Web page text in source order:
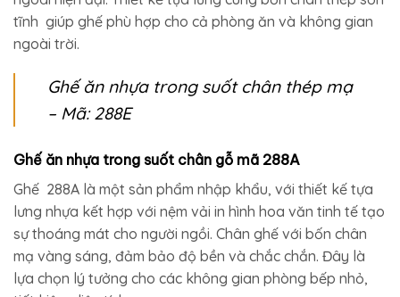
tĩnh giúp ghế phù hợp cho cả phòng ăn và không gian
ngoài trời.
Ghế ăn nhựa trong suốt chân thép mạ
– Mã: 288E
Ghế ăn nhựa trong suốt chân gỗ mã 288A
Ghế 288A là một sản phẩm nhập khẩu, với thiết kế tựa
lưng nhựa kết hợp với nệm vải in hình hoa văn tinh tế tạo
sự thoáng mát cho người ngồi. Chân ghế với bốn chân
mạ vàng sáng, đảm bảo độ bền và chắc chắn. Đây là
lựa chọn lý tưởng cho các không gian phòng bếp nhỏ,